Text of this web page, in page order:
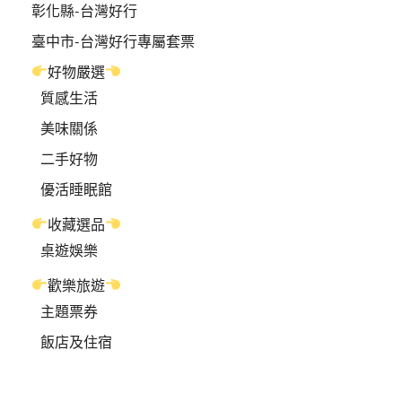
彰化縣-台灣好行
臺中市-台灣好行專屬套票
好物嚴選
質感生活
美味關係
二手好物
優活睡眠館
收藏選品
桌遊娛樂
歡樂旅遊
主題票券
飯店及住宿